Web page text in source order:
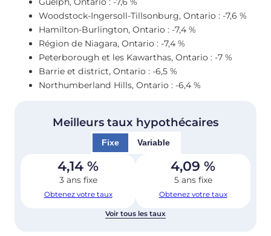
Woodstock-Ingersoll-Tillsonburg, Ontario : -7,6 %
Hamilton-Burlington, Ontario : -7,4 %
Région de Niagara, Ontario : -7,4 %
Peterborough et les Kawarthas, Ontario : -7 %
Barrie et district, Ontario : -6,5 %
Northumberland Hills, Ontario : -6,4 %
Meilleurs taux hypothécaires
Fixe Variable
4,14 %
3 ans fixe
Obtenez votre taux
4,09 %
5 ans fixe
Obtenez votre taux
Voir tous les taux